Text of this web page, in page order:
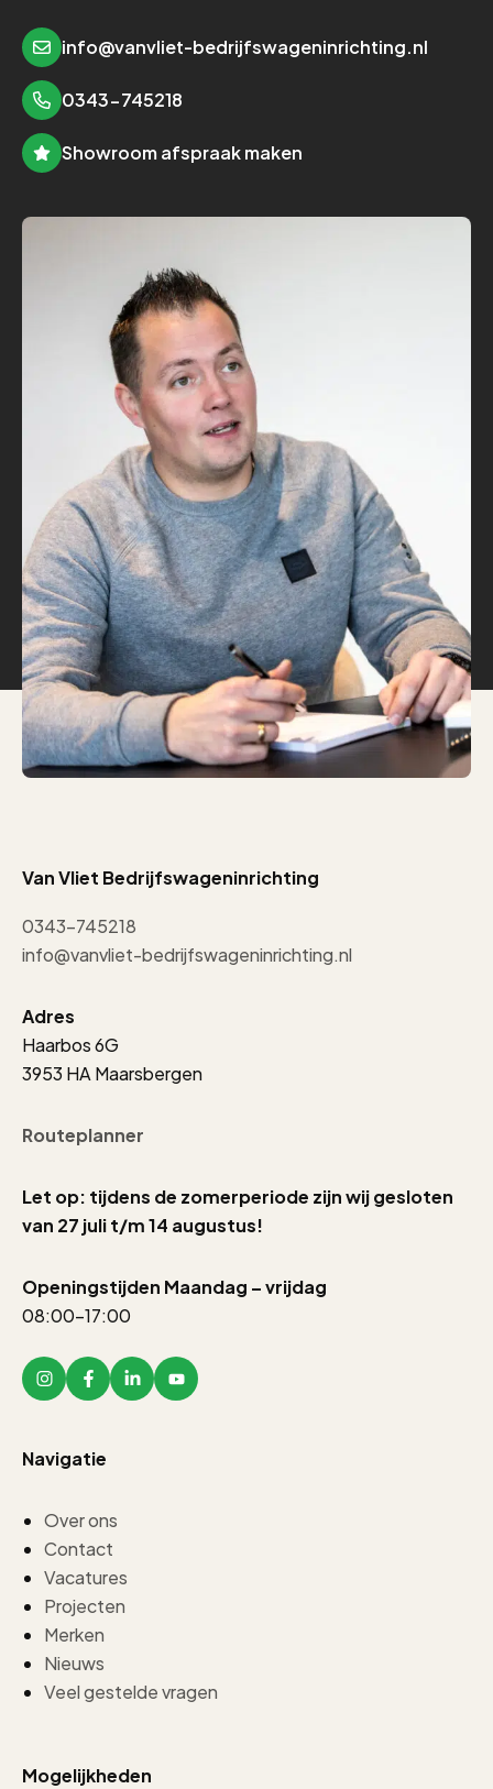
info@vanvliet-bedrijfswageninrichting.nl
0343-745218
Showroom afspraak maken
Van Vliet Bedrijfswageninrichting
0343-745218
info@vanvliet-bedrijfswageninrichting.nl
Adres
Haarbos 6G
3953 HA Maarsbergen
Routeplanner
Let op: tijdens de zomerperiode zijn wij gesloten
van 27 juli t/m 14 augustus!
Openingstijden Maandag – vrijdag
08:00-17:00
Navigatie
Over ons
Contact
Vacatures
Projecten
Merken
Nieuws
Veel gestelde vragen
Mogelijkheden